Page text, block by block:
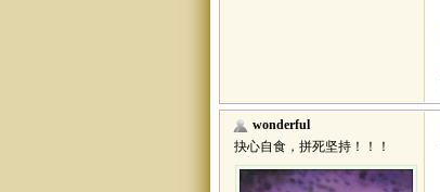
wonderful
抉心自食，拼死坚持！！！